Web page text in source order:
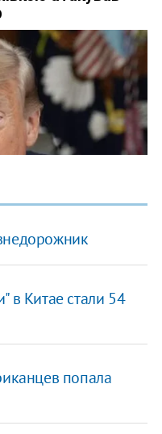
в Китае стали 54
попала